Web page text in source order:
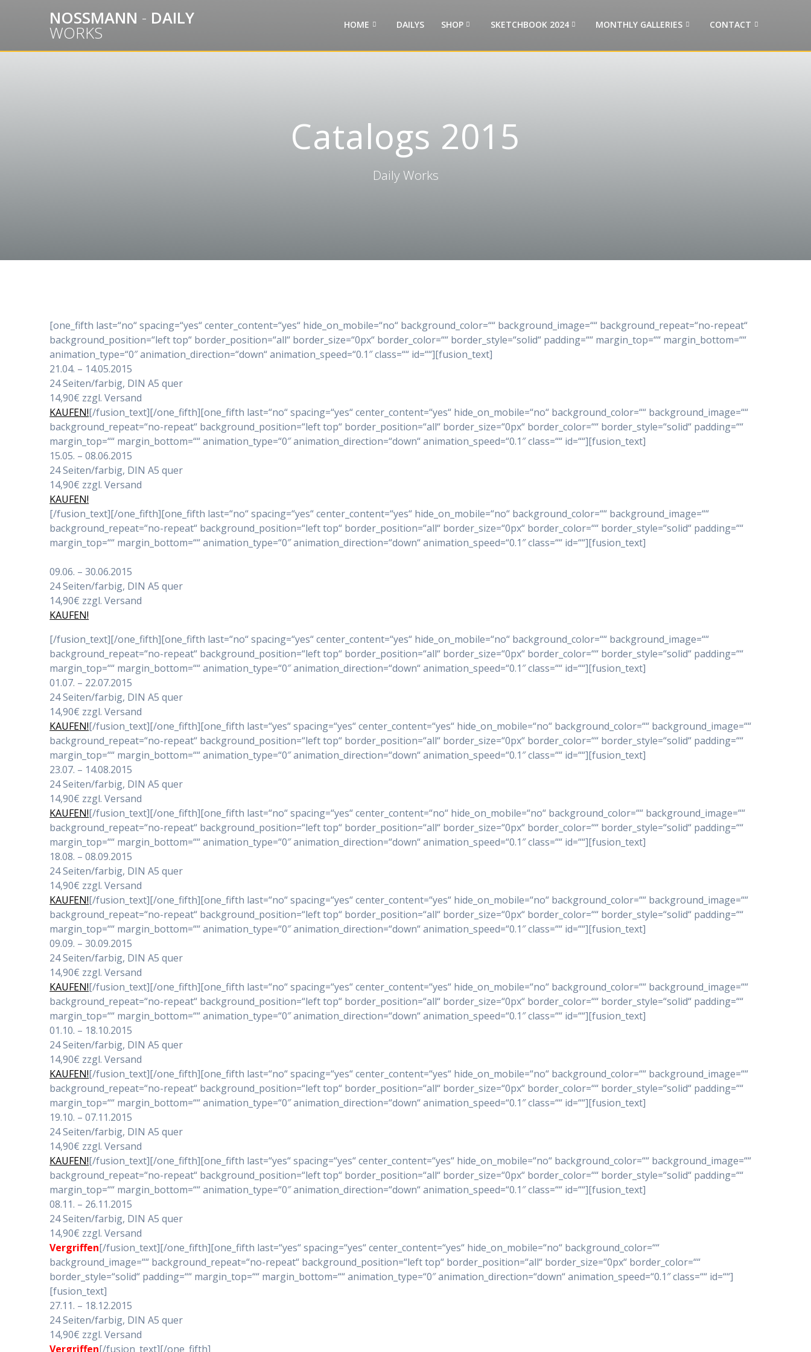
NOSSMANN - DAILY
WORKS HOME DAILYS SHOP SKETCHBOOK 2024 MONTHLY GALLERIES CONTACT
Catalogs 2015
Daily Works
[one_fifth last=“no“ spacing=“yes“ center_content=“yes“ hide_on_mobile=“no“ background_color=““ background_image=““ background_repeat=“no-repeat“
background_position=“left top“ border_position=“all“ border_size=“0px“ border_color=““ border_style=“solid“ padding=““ margin_top=““ margin_bottom=““
animation_type=“0″ animation_direction=“down“ animation_speed=“0.1″ class=““ id=““][fusion_text]
21.04. – 14.05.2015
24 Seiten/farbig, DIN A5 quer
14,90€ zzgl. Versand
KAUFEN![/fusion_text][/one_fifth][one_fifth last=“no“ spacing=“yes“ center_content=“yes“ hide_on_mobile=“no“ background_color=““ background_image=““
background_repeat=“no-repeat“ background_position=“left top“ border_position=“all“ border_size=“0px“ border_color=““ border_style=“solid“ padding=““
margin_top=““ margin_bottom=““ animation_type=“0″ animation_direction=“down“ animation_speed=“0.1″ class=““ id=““][fusion_text]
15.05. – 08.06.2015
24 Seiten/farbig, DIN A5 quer
14,90€ zzgl. Versand
KAUFEN!
[/fusion_text][/one_fifth][one_fifth last=“no“ spacing=“yes“ center_content=“yes“ hide_on_mobile=“no“ background_color=““ background_image=““
background_repeat=“no-repeat“ background_position=“left top“ border_position=“all“ border_size=“0px“ border_color=““ border_style=“solid“ padding=““
margin_top=““ margin_bottom=““ animation_type=“0″ animation_direction=“down“ animation_speed=“0.1″ class=““ id=““][fusion_text]
09.06. – 30.06.2015
24 Seiten/farbig, DIN A5 quer
14,90€ zzgl. Versand
KAUFEN!
[/fusion_text][/one_fifth][one_fifth last=“no“ spacing=“yes“ center_content=“yes“ hide_on_mobile=“no“ background_color=““ background_image=““
background_repeat=“no-repeat“ background_position=“left top“ border_position=“all“ border_size=“0px“ border_color=““ border_style=“solid“ padding=““
margin_top=““ margin_bottom=““ animation_type=“0″ animation_direction=“down“ animation_speed=“0.1″ class=““ id=““][fusion_text]
01.07. – 22.07.2015
24 Seiten/farbig, DIN A5 quer
14,90€ zzgl. Versand
KAUFEN![/fusion_text][/one_fifth][one_fifth last=“yes“ spacing=“yes“ center_content=“yes“ hide_on_mobile=“no“ background_color=““ background_image=““
background_repeat=“no-repeat“ background_position=“left top“ border_position=“all“ border_size=“0px“ border_color=““ border_style=“solid“ padding=““
margin_top=““ margin_bottom=““ animation_type=“0″ animation_direction=“down“ animation_speed=“0.1″ class=““ id=““][fusion_text]
23.07. – 14.08.2015
24 Seiten/farbig, DIN A5 quer
14,90€ zzgl. Versand
KAUFEN![/fusion_text][/one_fifth][one_fifth last=“no“ spacing=“yes“ center_content=“no“ hide_on_mobile=“no“ background_color=““ background_image=““
background_repeat=“no-repeat“ background_position=“left top“ border_position=“all“ border_size=“0px“ border_color=““ border_style=“solid“ padding=““
margin_top=““ margin_bottom=““ animation_type=“0″ animation_direction=“down“ animation_speed=“0.1″ class=““ id=““][fusion_text]
18.08. – 08.09.2015
24 Seiten/farbig, DIN A5 quer
14,90€ zzgl. Versand
KAUFEN![/fusion_text][/one_fifth][one_fifth last=“no“ spacing=“yes“ center_content=“yes“ hide_on_mobile=“no“ background_color=““ background_image=““
background_repeat=“no-repeat“ background_position=“left top“ border_position=“all“ border_size=“0px“ border_color=““ border_style=“solid“ padding=““
margin_top=““ margin_bottom=““ animation_type=“0″ animation_direction=“down“ animation_speed=“0.1″ class=““ id=““][fusion_text]
09.09. – 30.09.2015
24 Seiten/farbig, DIN A5 quer
14,90€ zzgl. Versand
KAUFEN![/fusion_text][/one_fifth][one_fifth last=“no“ spacing=“yes“ center_content=“yes“ hide_on_mobile=“no“ background_color=““ background_image=““
background_repeat=“no-repeat“ background_position=“left top“ border_position=“all“ border_size=“0px“ border_color=““ border_style=“solid“ padding=““
margin_top=““ margin_bottom=““ animation_type=“0″ animation_direction=“down“ animation_speed=“0.1″ class=““ id=““][fusion_text]
01.10. – 18.10.2015
24 Seiten/farbig, DIN A5 quer
14,90€ zzgl. Versand
KAUFEN![/fusion_text][/one_fifth][one_fifth last=“no“ spacing=“yes“ center_content=“yes“ hide_on_mobile=“no“ background_color=““ background_image=““
background_repeat=“no-repeat“ background_position=“left top“ border_position=“all“ border_size=“0px“ border_color=““ border_style=“solid“ padding=““
margin_top=““ margin_bottom=““ animation_type=“0″ animation_direction=“down“ animation_speed=“0.1″ class=““ id=““][fusion_text]
19.10. – 07.11.2015
24 Seiten/farbig, DIN A5 quer
14,90€ zzgl. Versand
KAUFEN![/fusion_text][/one_fifth][one_fifth last=“yes“ spacing=“yes“ center_content=“yes“ hide_on_mobile=“no“ background_color=““ background_image=““
background_repeat=“no-repeat“ background_position=“left top“ border_position=“all“ border_size=“0px“ border_color=““ border_style=“solid“ padding=““
margin_top=““ margin_bottom=““ animation_type=“0″ animation_direction=“down“ animation_speed=“0.1″ class=““ id=““][fusion_text]
08.11. – 26.11.2015
24 Seiten/farbig, DIN A5 quer
14,90€ zzgl. Versand
Vergriffen[/fusion_text][/one_fifth][one_fifth last=“yes“ spacing=“yes“ center_content=“yes“ hide_on_mobile=“no“ background_color=““
background_image=““ background_repeat=“no-repeat“ background_position=“left top“ border_position=“all“ border_size=“0px“ border_color=““
border_style=“solid“ padding=““ margin_top=““ margin_bottom=““ animation_type=“0″ animation_direction=“down“ animation_speed=“0.1″ class=““ id=““]
[fusion_text]
27.11. – 18.12.2015
24 Seiten/farbig, DIN A5 quer
14,90€ zzgl. Versand
Vergriffen[/fusion_text][/one_fifth]